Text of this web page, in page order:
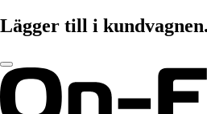
Lägger till i